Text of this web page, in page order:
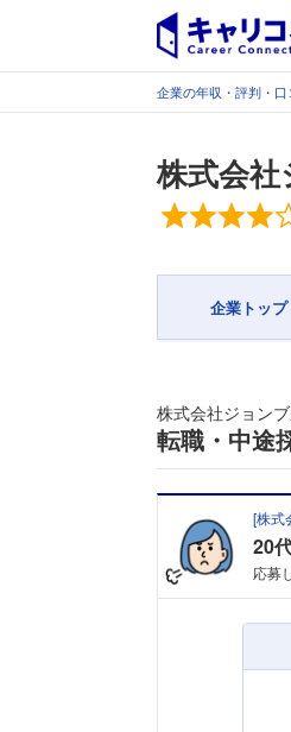
企業の年収・評判・
株式会
総合評価
企業トップ
株式会社ジョン
転職・中途
[株式
20
応募